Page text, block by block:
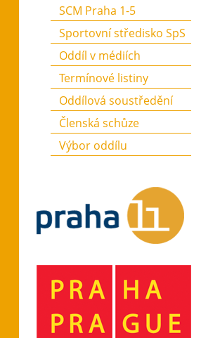
SCM Praha 1-5
Sportovní středisko SpS
Oddíl v médiích
Termínové listiny
Oddílová soustředění
Členská schůze
Výbor oddílu